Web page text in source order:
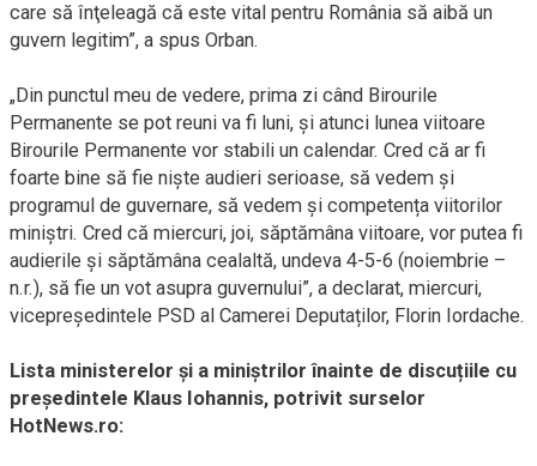
care să înţeleagă că este vital pentru România să aibă un
guvern legitim”, a spus Orban.
„Din punctul meu de vedere, prima zi când Birourile
Permanente se pot reuni va fi luni, și atunci lunea viitoare
Birourile Permanente vor stabili un calendar. Cred că ar fi
foarte bine să fie niște audieri serioase, să vedem și
programul de guvernare, să vedem și competența viitorilor
miniștri. Cred că miercuri, joi, săptămâna viitoare, vor putea fi
audierile și săptămâna cealaltă, undeva 4-5-6 (noiembrie –
n.r.), să fie un vot asupra guvernului”, a declarat, miercuri,
vicepreședintele PSD al Camerei Deputaților, Florin Iordache.
Lista ministerelor și a miniștrilor înainte de discuțiile cu
președintele Klaus Iohannis, potrivit surselor
HotNews.ro: